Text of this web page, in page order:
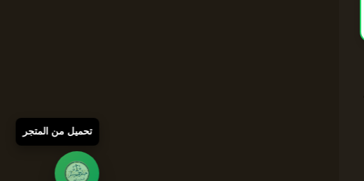
تحميل من المتجر